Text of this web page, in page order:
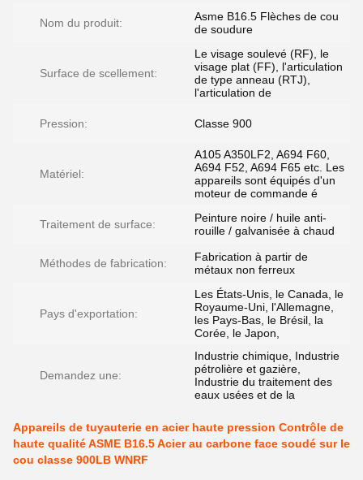
Nom du produit:
Asme B16.5 Flèches de cou
de soudure
Surface de scellement:
Le visage soulevé (RF), le
visage plat (FF), l'articulation
de type anneau (RTJ),
l'articulation de
Pression: Classe 900
Matériel:
A105 A350LF2, A694 F60,
A694 F52, A694 F65 etc. Les
appareils sont équipés d'un
moteur de commande é
Traitement de surface:
Peinture noire / huile anti-
rouille / galvanisée à chaud
Méthodes de fabrication:
Fabrication à partir de
métaux non ferreux
Pays d'exportation:
Les États-Unis, le Canada, le
Royaume-Uni, l'Allemagne,
les Pays-Bas, le Brésil, la
Corée, le Japon,
Demandez une:
Industrie chimique, Industrie
pétrolière et gazière,
Industrie du traitement des
eaux usées et de la
Appareils de tuyauterie en acier haute pression Contrôle de
haute qualité ASME B16.5 Acier au carbone face soudé sur le
cou classe 900LB WNRF